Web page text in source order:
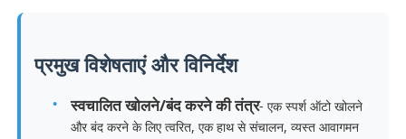
एक बोली का अनुरोध
गोल्फ छाता
प्रमुख विशेषताएं और विनिर्देश
स्वचालित खोलने/बंद करने की तंत्र- एक स्पर्श ऑटो खोलने
और बंद करने के लिए त्वरित, एक हाथ से संचालन, व्यस्त आवागमन